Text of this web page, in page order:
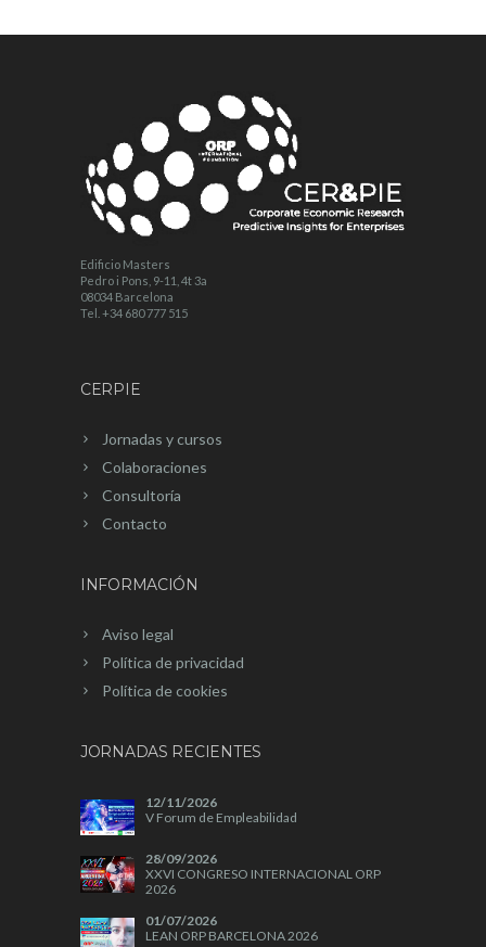
Edificio Masters
Pedro i Pons, 9-11, 4t 3a
08034 Barcelona
Tel. +34 680 777 515
CERPIE
Jornadas y cursos
Colaboraciones
Consultoría
Contacto
INFORMACIÓN
Aviso legal
Política de privacidad
Política de cookies
JORNADAS RECIENTES
12/11/2026
V Forum de Empleabilidad
28/09/2026
XXVI CONGRESO INTERNACIONAL ORP
2026
01/07/2026
LEAN ORP BARCELONA 2026